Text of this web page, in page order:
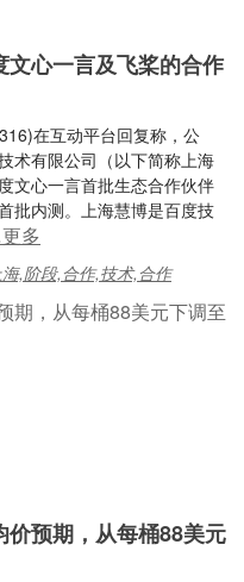
心一言及飞桨的合作
在互动平台回复称，公
术有限公司（以下简称上海
文心一言首批生态合作伙伴
批内测。上海慧博是百度技
多
,阶段,合作,技术,合作
预期，从每桶88美元